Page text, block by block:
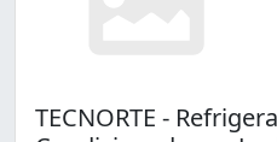
TECNORTE -